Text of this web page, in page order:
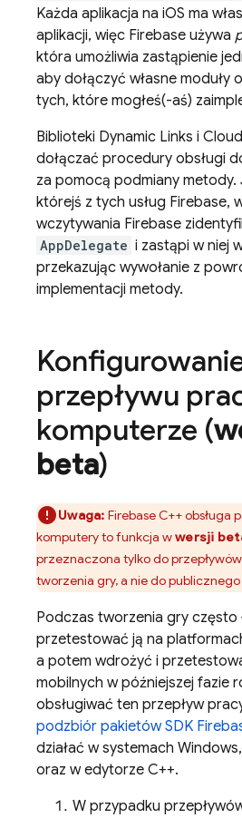
Każda aplikacja na iOS ma
aplikacji, więc Firebase używa
która umożliwia zastąpienie
aby dołączyć własne moduły
tych, które mogłeś(-aś)
Biblioteki Dynamic Links i
dołączać procedury obsługi
za pomocą podmiany metody.
którejś z tych usług Firebase,
wczytywania Firebase
AppDelegate i zastąpi w niej
przekazując wywołanie z
implementacji metody.
przepływu
komputerze (
beta)
Uwaga: FirebaseC++obsługa
komputery to funkcja wwersji
przeznaczona tylko do
tworzenia gry, a nie do
Podczas tworzenia gry często
przetestować ją na
a potem wdrożyć i
mobilnych w późniejszej fazie
obsługiwać ten przepływ
podzbiór pakietów SDK
działać w systemach
oraz w edytorze C++.
W przypadku